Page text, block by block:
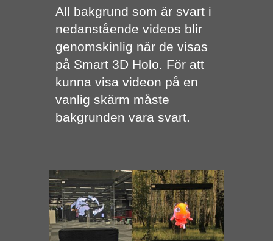
All bakgrund som är svart i
nedanstående videos blir
genomskinlig när de visas
på Smart 3D Holo. För att
kunna visa videon på en
vanlig skärm måste
bakgrunden vara svart.